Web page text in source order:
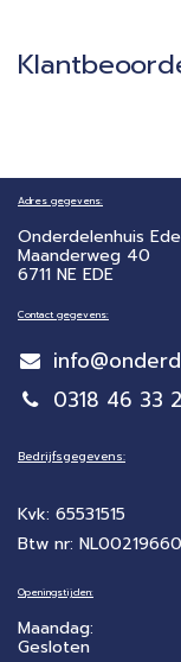
Adres gegevens:
Onderdelenhuis Ede
Maanderweg 40
6711 NE EDE
Contact gegevens:
0318 46 33
Bedrijfsgegevens:
Kvk: 65531515
Btw nr:
Openingstijden:
Maandag:
Gesloten